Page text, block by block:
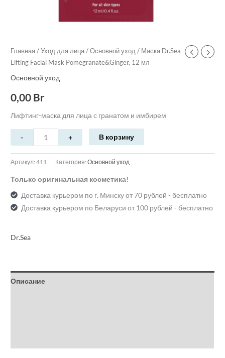
Главная /Уход для лица /Основной уход / Маска Dr.Sea
Lifting Facial Mask Pomegranate&Ginger, 12 мл
Основной уход
0,00 Br
Лифтинг-маска для лица с гранатом и имбирем
В корзину
Артикул:411 Категория:Основной уход
Только оригинальная косметика!
Доставка курьером по г. Минску от 70 рублей - бесплатно
Доставка курьером по Беларуси от 100 рублей - бесплатно
Dr.Sea
Описание